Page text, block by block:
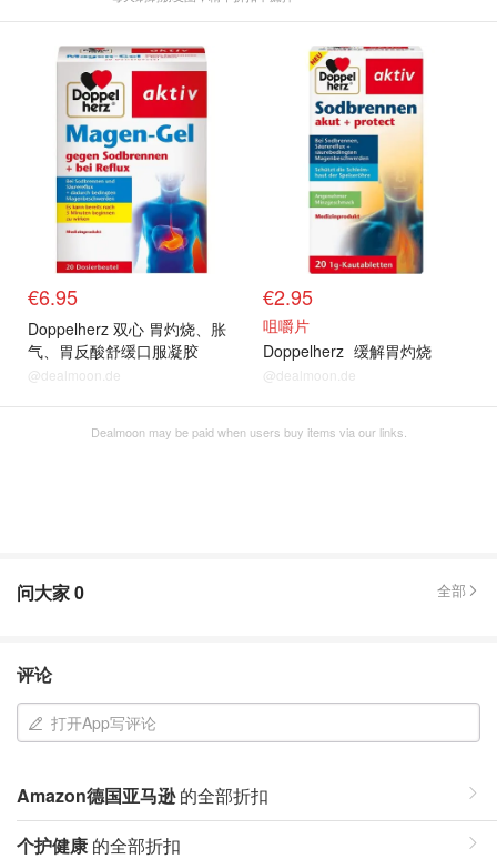
€6.95
Doppelherz 双心 胃灼烧、胀
气、胃反酸舒缓口服凝胶
@dealmoon.de
€2.95
咀嚼片
Doppelherz 缓解胃灼烧
@dealmoon.de
Dealmoon may be paid when users buy items via our links.
问大家0 全部
评论
打开App写评论
Amazon德国亚马逊的全部折扣
个护健康 的全部折扣